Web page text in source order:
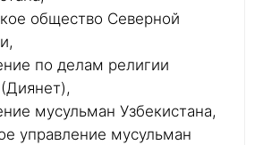
общество Северной
по делам религии
мусульман Узбекистана,
управление мусульман